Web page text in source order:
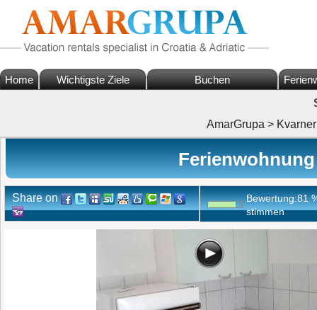
Home Wichtigste Ziele Buchen
AmarGrupa > Kvarner
Share on Bewertung:81
stimmen